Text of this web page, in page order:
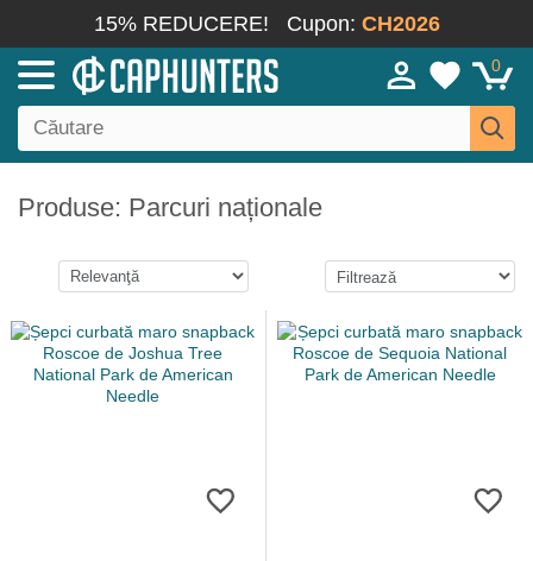
15% REDUCERE! Cupon: CH2026
0
Produse: Parcuri naționale